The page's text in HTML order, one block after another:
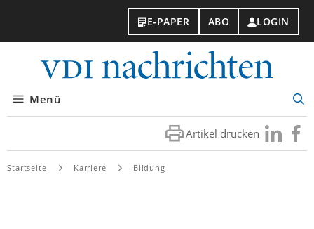
E-PAPER ABO LOGIN
Menü
Artikel drucken Besuchen
Sie
Sie
Startseite Karriere Bildung